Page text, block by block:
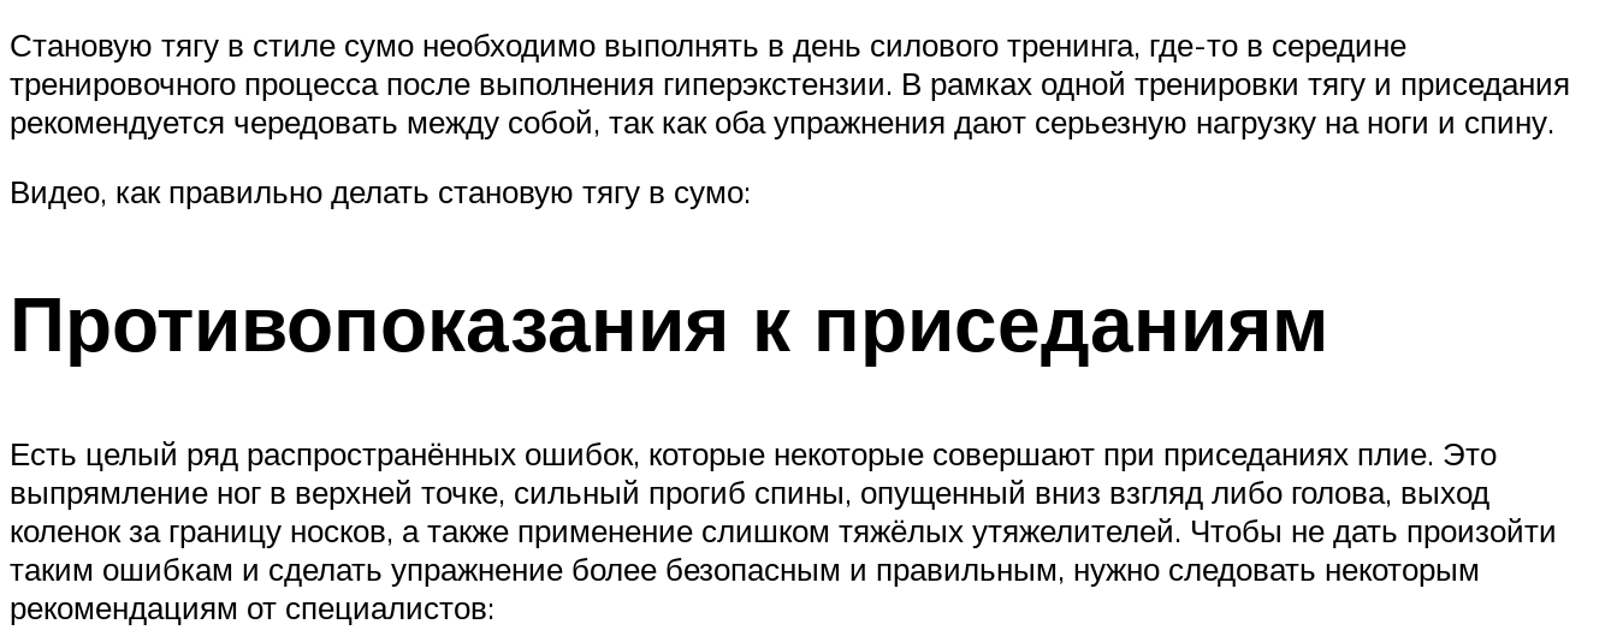
Становую тягу в стиле сумо необходимо выполнять в день силового тренинга, где-то в середине
тренировочного процесса после выполнения гиперэкстензии. В рамках одной тренировки тягу и приседания
рекомендуется чередовать между собой, так как оба упражнения дают серьезную нагрузку на ноги и спину.
Видео, как правильно делать становую тягу в сумо:
Противопоказания к приседаниям
Есть целый ряд распространённых ошибок, которые некоторые совершают при приседаниях плие. Это
выпрямление ног в верхней точке, сильный прогиб спины, опущенный вниз взгляд либо голова, выход
коленок за границу носков, а также применение слишком тяжёлых утяжелителей. Чтобы не дать произойти
таким ошибкам и сделать упражнение более безопасным и правильным, нужно следовать некоторым
рекомендациям от специалистов: